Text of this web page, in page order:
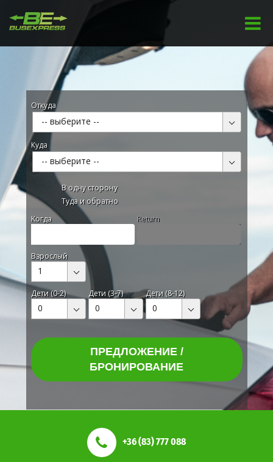
Откуда
-- выберите --
Куда
-- выберите --
В одну сторону
Туда и обратно
Kогда
Return
Взрослый
1
Дети (0-2)
0
Дети (3-7)
0
Дети (8-12)
0
ПРЕДЛОЖЕНИЕ /
БРОНИРОВАНИЕ
+36 (83) 777 088